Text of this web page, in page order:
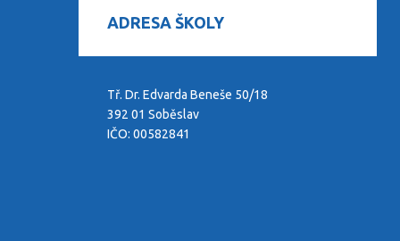
ADRESA ŠKOLY
Tř. Dr. Edvarda Beneše 50/18
392 01 Soběslav
IČO: 00582841